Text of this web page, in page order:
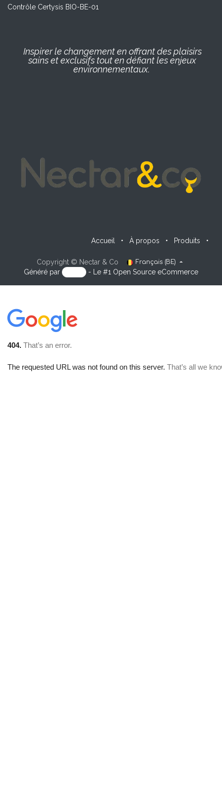
Contrôle Certysis BIO-BE-01
Inspirer le changement en offrant des plaisirs
sains et exclusifs tout en défiant les enjeux
environnementaux.
Accueil • À propos • Produits •
Copyright © Nectar & Co Français (BE)
Généré par - Le #1 Open Source eCommerce